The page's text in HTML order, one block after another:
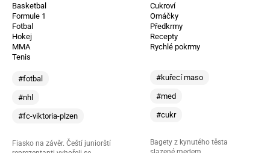
Basketbal
Formule 1
Fotbal
Hokej
MMA
Tenis
#fotbal
#nhl
#fc-viktoria-plzen
Fiasko na závěr. Čeští juniorští
Cukroví
Omáčky
Předkrmy
Recepty
Rychlé pokrmy
#kuřecí maso
#med
#cukr
Bagety z kynutého těsta